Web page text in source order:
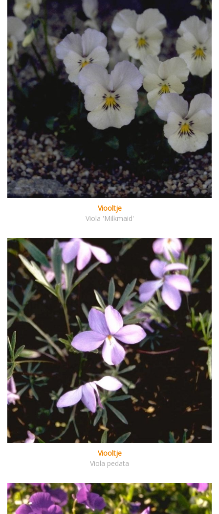
Viooltje
Viola 'Milkmaid'
Viooltje
Viola pedata